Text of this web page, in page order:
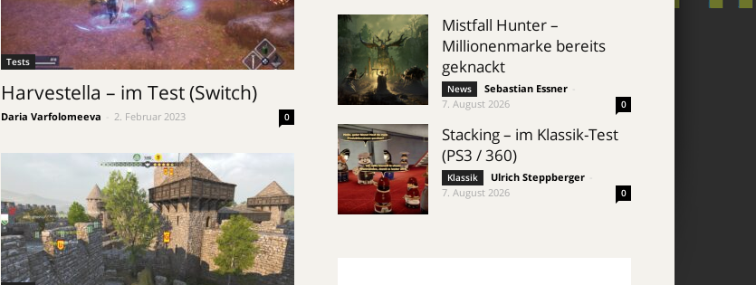
Tests
Harvestella – im Test (Switch)
Daria Varfolomeeva 2. Februar 2023 0
Mistfall Hunter –
Millionenmarke bereits
geknackt
News Sebastian Essner
7. August 2026
0
Stacking – im Klassik-Test
(PS3 / 360)
Klassik Ulrich Steppberger
7. August 2026
0